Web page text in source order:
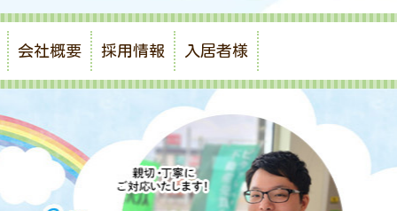
会社概要 採用情報 入居者様